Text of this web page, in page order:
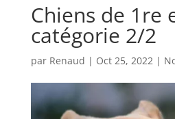
Chiens de 1re
catégorie 2/2
par Renaud | Oct 25, 2022|